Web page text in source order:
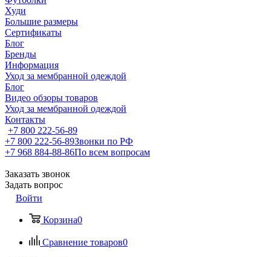
Худи
Большие размеры
Сертификаты
Блог
Бренды
Информация
Уход за мембранной одеждой
Блог
Видео обзоры товаров
Уход за мембранной одеждой
Контакты
+7 800 222-56-89
+7 800 222-56-89Звонки по РФ
+7 968 884-88-86По всем вопросам
Заказать звонок
Задать вопрос
Войти
Корзина0
Сравнение товаров0